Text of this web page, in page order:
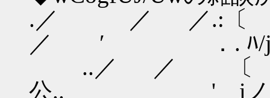
.／ ／ ／.:〔
／ ′ ．. ﾊ/j
..／ ／
公.. ' i